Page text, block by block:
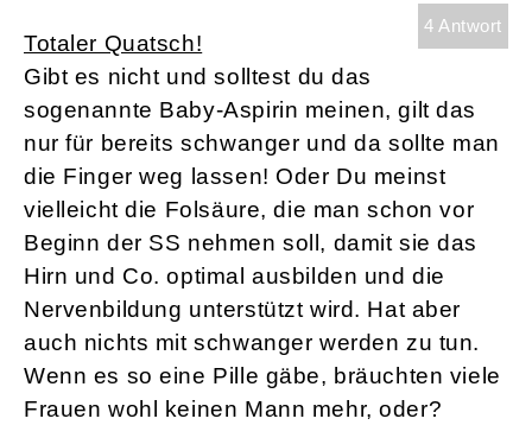
4 Antwort
Totaler Quatsch!
Gibt es nicht und solltest du das
sogenannte Baby-Aspirin meinen, gilt das
nur für bereits schwanger und da sollte man
die Finger weg lassen! Oder Du meinst
vielleicht die Folsäure, die man schon vor
Beginn der SS nehmen soll, damit sie das
Hirn und Co. optimal ausbilden und die
Nervenbildung unterstützt wird. Hat aber
auch nichts mit schwanger werden zu tun.
Wenn es so eine Pille gäbe, bräuchten viele
Frauen wohl keinen Mann mehr, oder?